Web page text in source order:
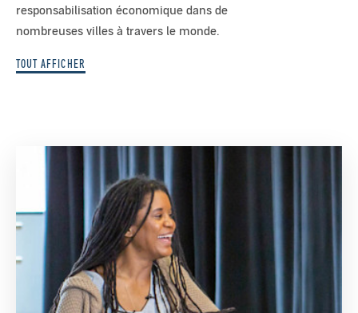
responsabilisation économique dans de
nombreuses villes à travers le monde.
TOUT AFFICHER